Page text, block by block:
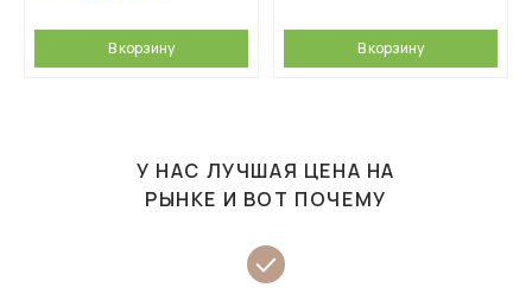
В корзину В корзину
У НАС ЛУЧШАЯ ЦЕНА НА
РЫНКЕ И ВОТ ПОЧЕМУ